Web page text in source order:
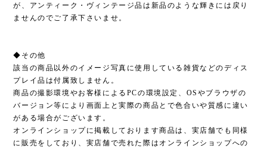
が、アンティーク・ヴィンテージ品は新品のような輝きには戻り
ませんのでご了承下さいませ。
◆その他
該当の商品以外のイメージ写真に使用している雑貨などのディス
プレイ品は付属致しません。
商品の撮影環境やお客様によるPCの環境設定、OSやブラウザの
バージョン等により画面上と実際の商品とで色合いや質感に違い
がある場合がございます。
オンラインショップに掲載しております商品は、実店舗でも同様
に販売をしており、実店舗で売れた際はオンラインショップへの